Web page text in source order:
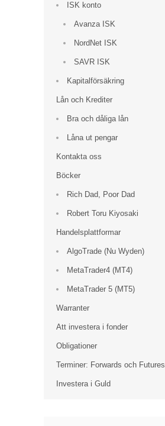
ISK konto
Avanza ISK
NordNet ISK
SAVR ISK
Kapitalförsäkring
Lån och Krediter
Bra och dåliga lån
Låna ut pengar
Kontakta oss
Böcker
Rich Dad, Poor Dad
Robert Toru Kiyosaki
Handelsplattformar
AlgoTrade (Nu Wyden)
MetaTrader4 (MT4)
MetaTrader 5 (MT5)
Warranter
Att investera i fonder
Obligationer
Terminer: Forwards och Futures
Investera i Guld